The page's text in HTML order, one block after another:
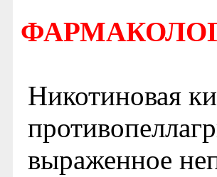
Никотиновая
выраженное